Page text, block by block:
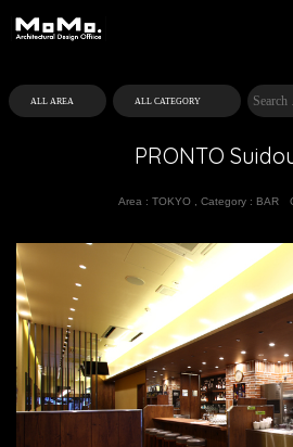
PRONTO
Area : TOKYO Category : BAR